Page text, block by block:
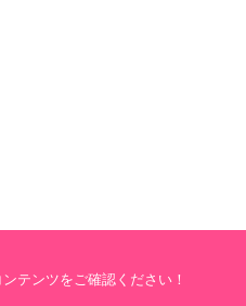
テンツをご確認ください！